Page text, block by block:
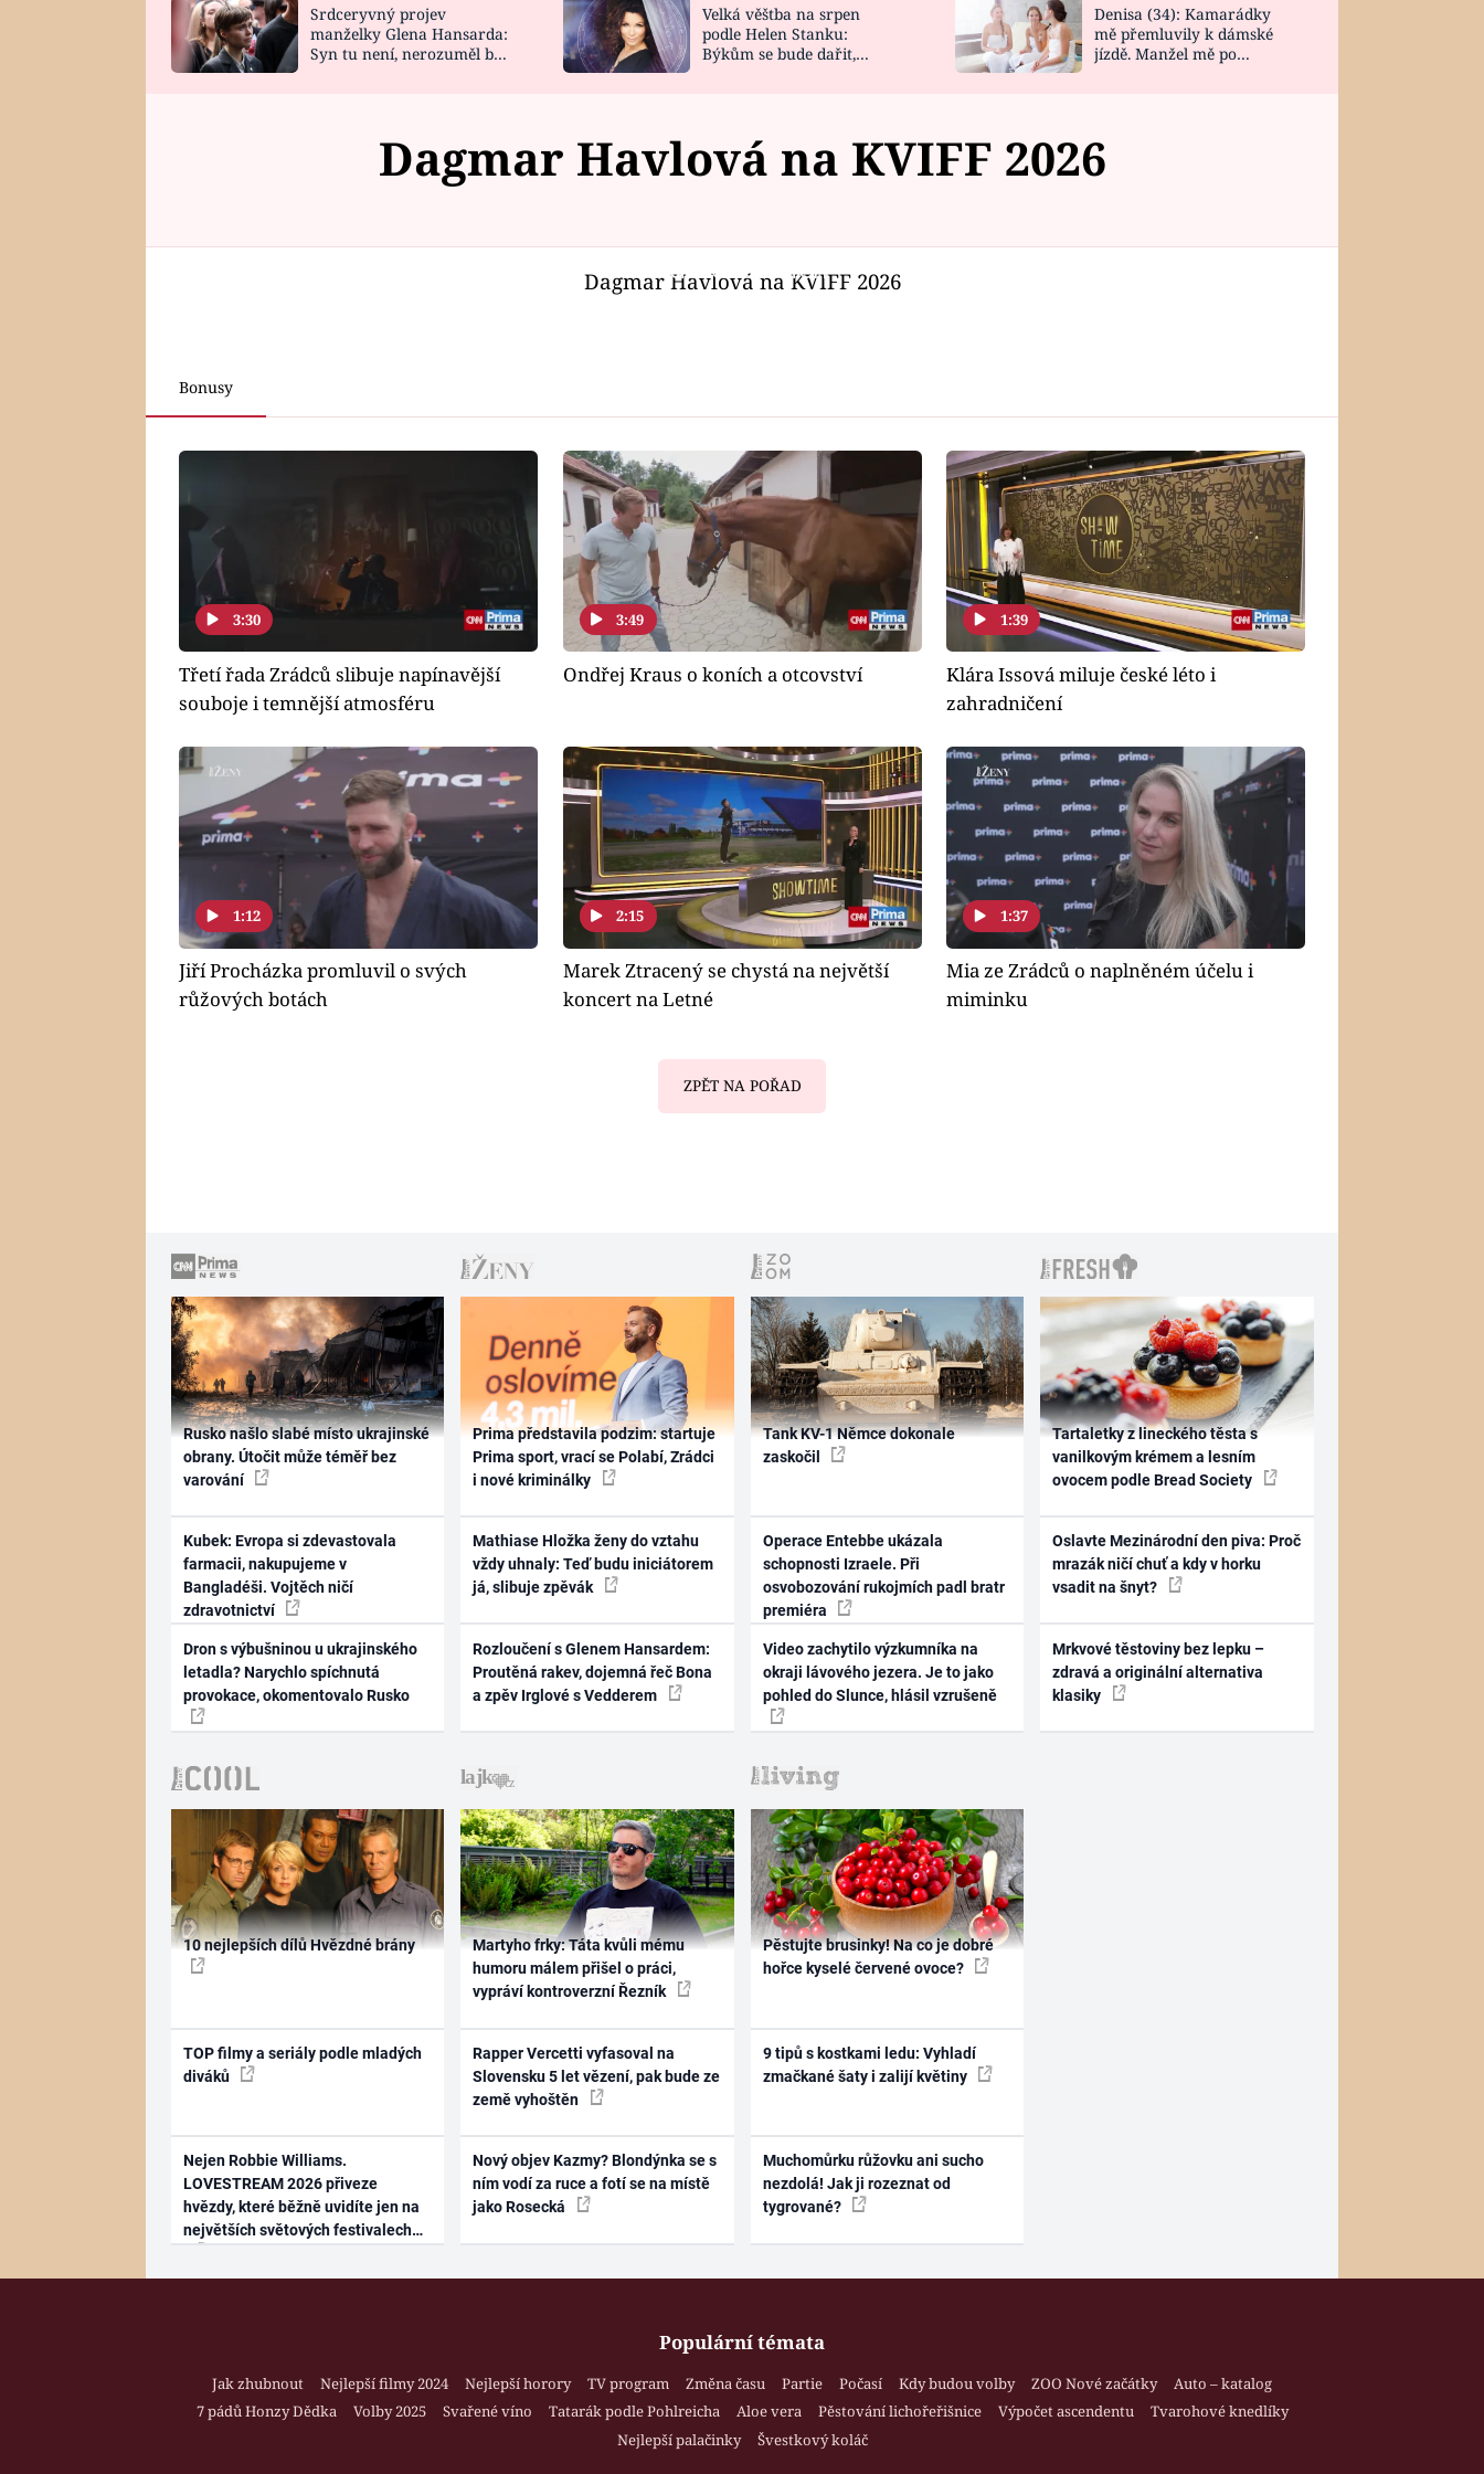
HOROSKOP NA
CELEBRITY
VAŘENÍ
NOVINKY
VIDEORECEPTY
DESIGN
Srdceryvný projev
manželky Glena Hansarda:
Syn tu není, nerozuměl by
Velká věštba na srpen
podle Helen Stanku:
Býkům se bude dařit,
Denisa (34): Kamarádky
mě přemluvily k dámské
jízdě. Manžel mě po
Dagmar Havlová na KVIFF 2026
Failed to fetch
Dagmar Havlová na KVIFF 2026
Bonusy
3:30
Třetí řada Zrádců slibuje napínavější
souboje i temnější atmosféru
3:49
Ondřej Kraus o koních a otcovství
1:39
Klára Issová miluje české léto i
zahradničení
1:12
Jiří Procházka promluvil o svých
růžových botách
2:15
Marek Ztracený se chystá na největší
koncert na Letné
1:37
Mia ze Zrádců o naplněném účelu i
miminku
ZPĚT NA POŘAD
Rusko našlo slabé místo ukrajinské
obrany. Útočit může téměř bez
varování
Kubek: Evropa si zdevastovala
farmacii, nakupujeme v
Bangladéši. Vojtěch ničí
zdravotnictví
Dron s výbušninou u ukrajinského
letadla? Narychlo spíchnutá
provokace, okomentovalo Rusko
Prima představila podzim: startuje
Prima sport, vrací se Polabí, Zrádci
i nové kriminálky
Mathiase Hložka ženy do vztahu
vždy uhnaly: Teď budu iniciátorem
já, slibuje zpěvák
Rozloučení s Glenem Hansardem:
Proutěná rakev, dojemná řeč Bona
a zpěv Irglové s Vedderem
Tank KV-1 Němce dokonale
zaskočil
Operace Entebbe ukázala
schopnosti Izraele. Při
osvobozování rukojmích padl bratr
premiéra
Video zachytilo výzkumníka na
okraji lávového jezera. Je to jako
pohled do Slunce, hlásil vzrušeně
Tartaletky z lineckého těsta s
vanilkovým krémem a lesním
ovocem podle Bread Society
Oslavte Mezinárodní den piva: Proč
mrazák ničí chuť a kdy v horku
vsadit na šnyt?
Mrkvové těstoviny bez lepku –
zdravá a originální alternativa
klasiky
10 nejlepších dílů Hvězdné brány
TOP filmy a seriály podle mladých
diváků
Nejen Robbie Williams.
LOVESTREAM 2026 přiveze
hvězdy, které běžně uvidíte jen na
největších světových festivalech
Martyho frky: Táta kvůli mému
humoru málem přišel o práci,
vypráví kontroverzní Řezník
Rapper Vercetti vyfasoval na
Slovensku 5 let vězení, pak bude ze
země vyhoštěn
Nový objev Kazmy? Blondýnka se s
ním vodí za ruce a fotí se na místě
jako Rosecká
Pěstujte brusinky! Na co je dobré
hořce kyselé červené ovoce?
9 tipů s kostkami ledu: Vyhladí
zmačkané šaty i zalijí květiny
Muchomůrku růžovku ani sucho
nezdolá! Jak ji rozeznat od
tygrované?
Populární témata
Jak zhubnout Nejlepší filmy 2024 Nejlepší horory TV program Změna času Partie Počasí Kdy budou volby ZOO Nové začátky
Auto – katalog
7 pádů Honzy Dědka
Volby 2025 Svařené víno Tatarák podle Pohlreicha Aloe vera Pěstování lichořeřišnice Výpočet ascendentu
Tvarohové knedlíky
Nejlepší palačinky
Švestkový koláč